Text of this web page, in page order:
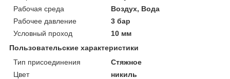
Рабочая среда
Воздух, Вода
Рабочее давление
3 бар
Условный проход
10 мм
Пользовательские характеристики
Тип присоединения
Стяжное
Цвет
никиль